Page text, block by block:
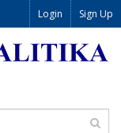
Login Sign Up